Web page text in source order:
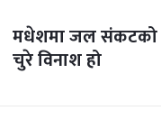
मधेशमा जल संकटको
चुरे विनाश हो